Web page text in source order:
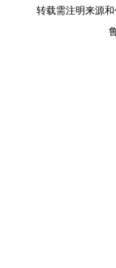
转载需注明来源